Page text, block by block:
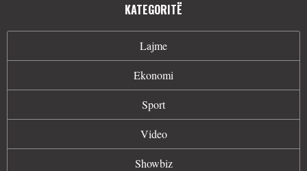
KATEGORITË
Lajme
Ekonomi
Sport
Video
Showbiz